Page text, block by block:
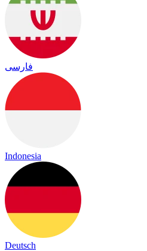
فارسی
Indonesia
Deutsch